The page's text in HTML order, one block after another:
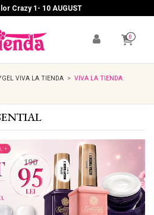
Crazy 1- 10 AUGUST
0
VIVA LA TIENDA
VIVA LA TIENDA